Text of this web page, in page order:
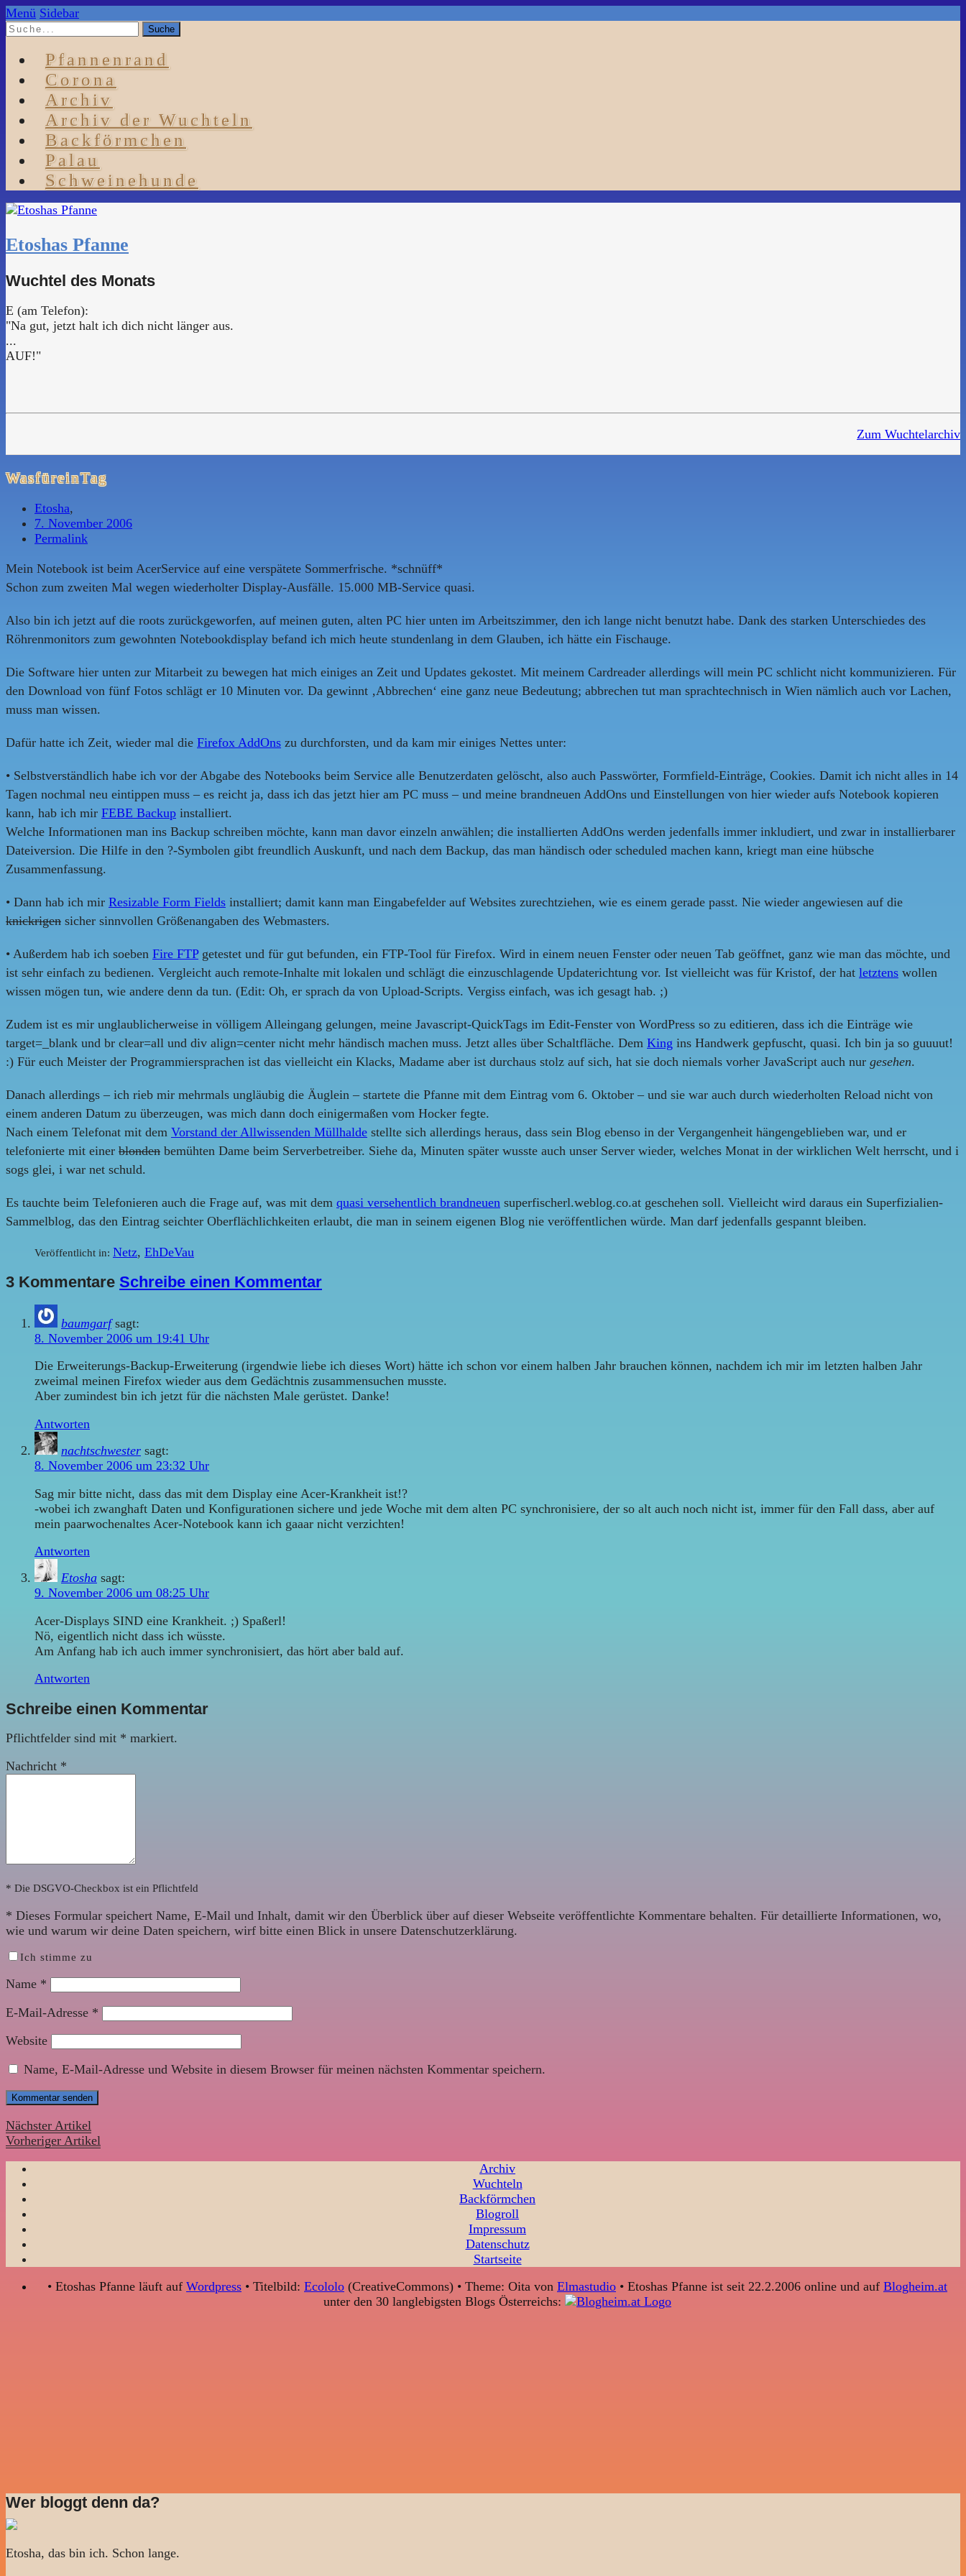
Menü Sidebar
Pfannenrand
Corona
Archiv
Archiv der Wuchteln
Backförmchen
Palau
Schweinehunde
Etoshas Pfanne
Wuchtel des Monats
E (am Telefon):
"Na gut, jetzt halt ich dich nicht länger aus.
...
AUF!"
Zum Wuchtelarchiv
WasfüreinTag
Etosha,
7. November 2006
Permalink
Mein Notebook ist beim AcerService auf eine verspätete Sommerfrische. *schnüff*
Schon zum zweiten Mal wegen wiederholter Display-Ausfälle. 15.000 MB-Service quasi.
Also bin ich jetzt auf die roots zurückgeworfen, auf meinen guten, alten PC hier unten im Arbeitszimmer, den ich lange nicht benutzt habe. Dank des starken Unterschiedes des
Röhrenmonitors zum gewohnten Notebookdisplay befand ich mich heute stundenlang in dem Glauben, ich hätte ein Fischauge.
Die Software hier unten zur Mitarbeit zu bewegen hat mich einiges an Zeit und Updates gekostet. Mit meinem Cardreader allerdings will mein PC schlicht nicht kommunizieren. Für
den Download von fünf Fotos schlägt er 10 Minuten vor. Da gewinnt ‚Abbrechen‘ eine ganz neue Bedeutung; abbrechen tut man sprachtechnisch in Wien nämlich auch vor Lachen,
muss man wissen.
Dafür hatte ich Zeit, wieder mal die Firefox AddOns zu durchforsten, und da kam mir einiges Nettes unter:
• Selbstverständlich habe ich vor der Abgabe des Notebooks beim Service alle Benutzerdaten gelöscht, also auch Passwörter, Formfield-Einträge, Cookies. Damit ich nicht alles in 14
Tagen nochmal neu eintippen muss – es reicht ja, dass ich das jetzt hier am PC muss – und meine brandneuen AddOns und Einstellungen von hier wieder aufs Notebook kopieren
kann, hab ich mir FEBE Backup installiert.
Welche Informationen man ins Backup schreiben möchte, kann man davor einzeln anwählen; die installierten AddOns werden jedenfalls immer inkludiert, und zwar in installierbarer
Dateiversion. Die Hilfe in den ?-Symbolen gibt freundlich Auskunft, und nach dem Backup, das man händisch oder scheduled machen kann, kriegt man eine hübsche
Zusammenfassung.
• Dann hab ich mir Resizable Form Fields installiert; damit kann man Eingabefelder auf Websites zurechtziehen, wie es einem gerade passt. Nie wieder angewiesen auf die
knickrigen sicher sinnvollen Größenangaben des Webmasters.
• Außerdem hab ich soeben Fire FTPgetestet und für gut befunden, ein FTP-Tool für Firefox. Wird in einem neuen Fenster oder neuen Tab geöffnet, ganz wie man das möchte, und
ist sehr einfach zu bedienen. Vergleicht auch remote-Inhalte mit lokalen und schlägt die einzuschlagende Updaterichtung vor. Ist vielleicht was für Kristof, der hat letztens wollen
wissen mögen tun, wie andere denn da tun. (Edit: Oh, er sprach da von Upload-Scripts. Vergiss einfach, was ich gesagt hab. ;)
Zudem ist es mir unglaublicherweise in völligem Alleingang gelungen, meine Javascript-QuickTags im Edit-Fenster von WordPress so zu editieren, dass ich die Einträge wie
target=_blank und br clear=all und div align=center nicht mehr händisch machen muss. Jetzt alles über Schaltfläche. Dem King ins Handwerk gepfuscht, quasi. Ich bin ja so guuuut!
:) Für euch Meister der Programmiersprachen ist das vielleicht ein Klacks, Madame aber ist durchaus stolz auf sich, hat sie doch niemals vorher JavaScript auch nur gesehen.
Danach allerdings – ich rieb mir mehrmals ungläubig die Äuglein – startete die Pfanne mit dem Eintrag vom 6. Oktober – und sie war auch durch wiederholten Reload nicht von
einem anderen Datum zu überzeugen, was mich dann doch einigermaßen vom Hocker fegte.
Nach einem Telefonat mit dem Vorstand der Allwissenden Müllhalde stellte sich allerdings heraus, dass sein Blog ebenso in der Vergangenheit hängengeblieben war, und er
telefonierte mit einer blonden bemühten Dame beim Serverbetreiber. Siehe da, Minuten später wusste auch unser Server wieder, welches Monat in der wirklichen Welt herrscht, und i
sogs glei, i war net schuld.
Es tauchte beim Telefonieren auch die Frage auf, was mit dem quasi versehentlich brandneuen superfischerl.weblog.co.at geschehen soll. Vielleicht wird daraus ein Superfizialien-
Sammelblog, das den Eintrag seichter Oberflächlichkeiten erlaubt, die man in seinem eigenen Blog nie veröffentlichen würde. Man darf jedenfalls gespannt bleiben.
Veröffentlicht in: Netz, EhDeVau
3 Kommentare Schreibe einen Kommentar
baumgarf sagt:
8. November 2006 um 19:41 Uhr
Die Erweiterungs-Backup-Erweiterung (irgendwie liebe ich dieses Wort) hätte ich schon vor einem halben Jahr brauchen können, nachdem ich mir im letzten halben Jahr
zweimal meinen Firefox wieder aus dem Gedächtnis zusammensuchen musste.
Aber zumindest bin ich jetzt für die nächsten Male gerüstet. Danke!
Antworten
nachtschwester sagt:
8. November 2006 um 23:32 Uhr
Sag mir bitte nicht, dass das mit dem Display eine Acer-Krankheit ist!?
-wobei ich zwanghaft Daten und Konfigurationen sichere und jede Woche mit dem alten PC synchronisiere, der so alt auch noch nicht ist, immer für den Fall dass, aber auf
mein paarwochenaltes Acer-Notebook kann ich gaaar nicht verzichten!
Antworten
Etosha sagt:
9. November 2006 um 08:25 Uhr
Acer-Displays SIND eine Krankheit. ;) Spaßerl!
Nö, eigentlich nicht dass ich wüsste.
Am Anfang hab ich auch immer synchronisiert, das hört aber bald auf.
Antworten
Schreibe einen Kommentar
Pflichtfelder sind mit * markiert.
Nachricht *
* Die DSGVO-Checkbox ist ein Pflichtfeld
* Dieses Formular speichert Name, E-Mail und Inhalt, damit wir den Überblick über auf dieser Webseite veröffentlichte Kommentare behalten. Für detaillierte Informationen, wo,
wie und warum wir deine Daten speichern, wirf bitte einen Blick in unsere Datenschutzerklärung.
Ich stimme zu
Name *
E-Mail-Adresse *
Website
Name, E-Mail-Adresse und Website in diesem Browser für meinen nächsten Kommentar speichern.
Nächster Artikel
Vorheriger Artikel
Archiv
Wuchteln
Backförmchen
Blogroll
Impressum
Datenschutz
Startseite
• Etoshas Pfanne läuft auf Wordpress • Titelbild: Ecololo (CreativeCommons) • Theme: Oita von Elmastudio • Etoshas Pfanne ist seit 22.2.2006 online und auf Blogheim.at
unter den 30 langlebigsten Blogs Österreichs:
Wer bloggt denn da?
Etosha, das bin ich. Schon lange.